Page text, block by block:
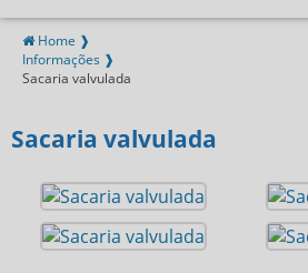
Home ❱
Informações ❱
Sacaria valvulada
Sacaria valvulada